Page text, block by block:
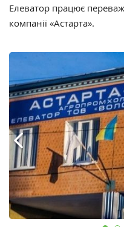
Елеватор працює
компанії «Астарта».